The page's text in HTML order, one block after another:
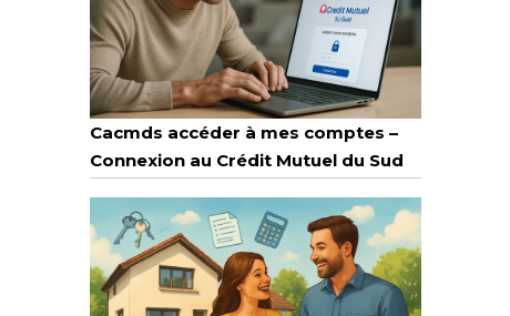
Cacmds accéder à mes comptes –
Connexion au Crédit Mutuel du Sud